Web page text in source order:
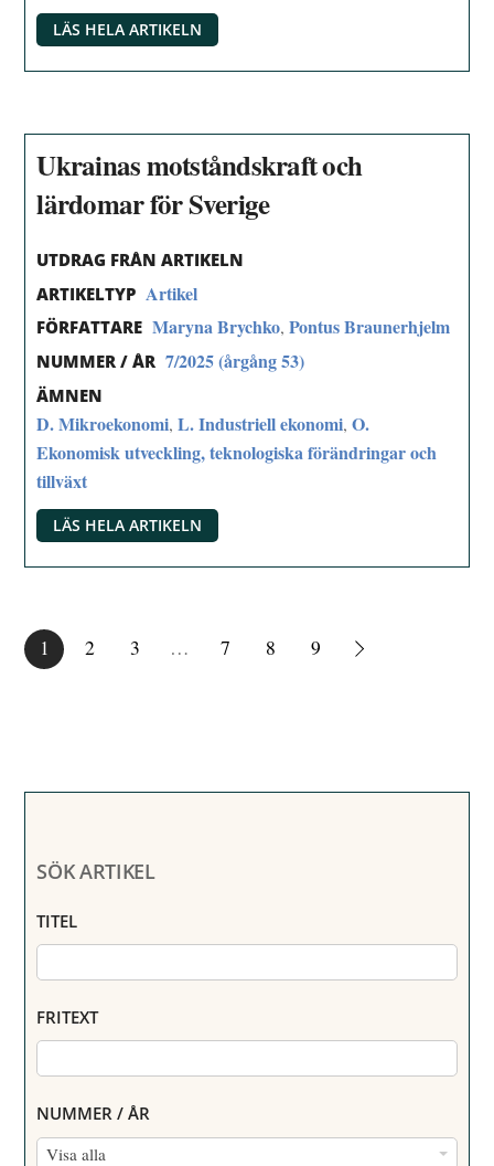
LÄS HELA ARTIKELN
Ukrainas motståndskraft och
lärdomar för Sverige
UTDRAG FRÅN ARTIKELN
ARTIKELTYP Artikel
FÖRFATTARE Maryna Brychko,Pontus Braunerhjelm
NUMMER / ÅR 7/2025 (årgång 53)
ÄMNEN
D. Mikroekonomi,L. Industriell ekonomi,O.
Ekonomisk utveckling, teknologiska förändringar och
tillväxt
LÄS HELA ARTIKELN
1 2 3 … 7 8 9
SÖK ARTIKEL
TITEL
FRITEXT
NUMMER / ÅR
Visa alla
N